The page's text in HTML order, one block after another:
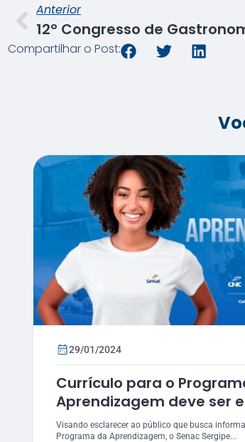
Anterior
Compartilhar o Post:
29/01/2024
Currículo para o
Aprendizagem deve ser
nas empresas parceiras
Visando esclarecer ao público que busca
Programa da Aprendizagem, o Senac Sergipe...